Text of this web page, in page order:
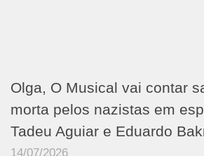
Olga, O Musical vai contar
morta pelos nazistas em
Tadeu Aguiar e Eduardo
14/07/2026